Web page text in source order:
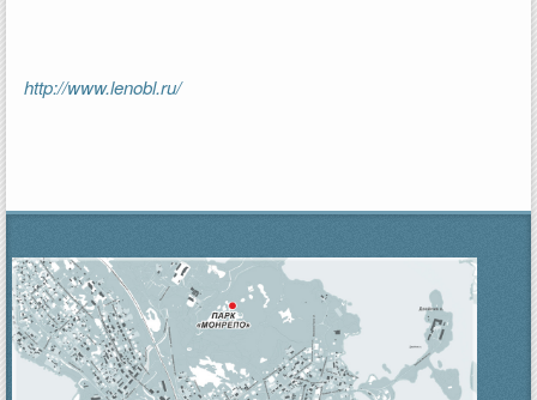
http://www.lenobl.ru/